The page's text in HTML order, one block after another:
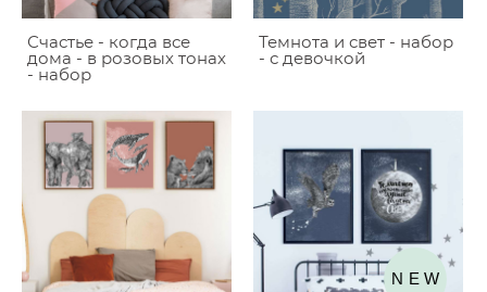
Счастье - когда все
дома - в розовых тонах
- набор
Темнота и свет - набор
- с девочкой
NEW